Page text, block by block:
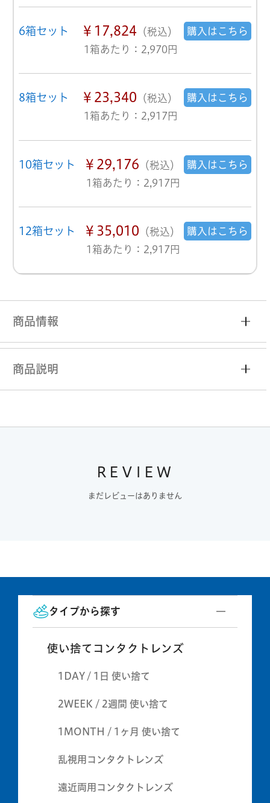
6箱セット ￥17,824（税込）
1箱あたり：2,970円
購入はこちら
8箱セット ￥23,340 （税込）
1箱あたり：2,917円
購入はこちら
10箱セット ￥29,176 （税込）
1箱あたり：2,917円
購入はこちら
12箱セット ￥35,010 （税込）
1箱あたり：2,917円
購入はこちら
商品情報
商品説明
REVIEW
まだレビューはありません
タイプから探す
使い捨てコンタクトレンズ
1DAY / 1日 使い捨て
2WEEK / 2週間 使い捨て
1MONTH / 1ヶ月 使い捨て
乱視用コンタクトレンズ
遠近両用コンタクトレンズ